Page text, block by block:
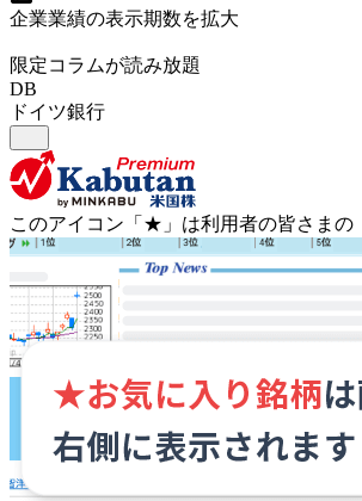
企業業績の表示期数を拡大
限定コラムが読み放題
DB
ドイツ銀行
このアイコン 「★」 は利用者の皆さまの